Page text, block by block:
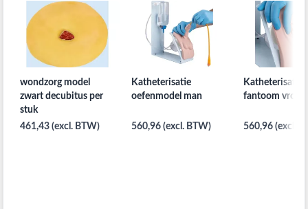
wondzorg model
zwart decubitus per
stuk
461,43 (excl. BTW)
Katheterisatie
oefenmodel man
560,96 (excl. BTW)
Katheterisatie
fantoom vrouw
560,96 (excl.